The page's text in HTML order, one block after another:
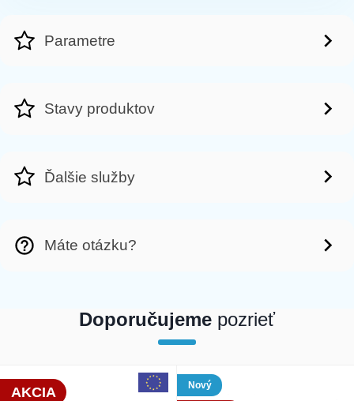
Parametre
Stavy produktov
Ďalšie služby
Máte otázku?
Doporučujeme pozrieť
array(4) { [0]=> int(217722) [1]=> int(216429) [2]=> int(202442) [5]=>
int(154416) }
AKCIA Nový